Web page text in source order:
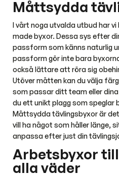
Måttsydda
I vårt noga utvalda utbud har
made byxor. Dessa sys efter
passform som känns naturlig
passform gör inte bara
också lättare att röra sig
Utöver måtten kan du välja
som passar ditt team eller
du ett unikt plagg som speglar
Måttsydda tävlingsbyxor är
vill ha något som håller länge,
anpassa efter just din
Arbetsbyxor
alla väder